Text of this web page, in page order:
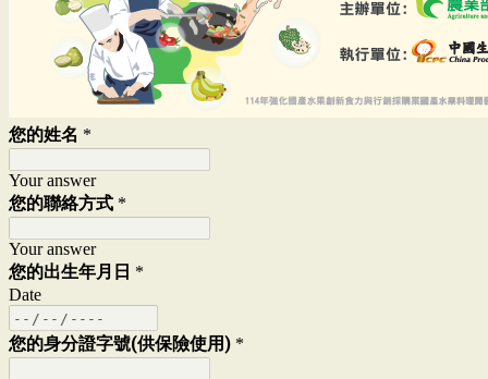
您的姓名 *
Your answer
您的聯絡方式 *
Your answer
您的出生年月日 *
Date
您的身分證字號(供保險使用) *